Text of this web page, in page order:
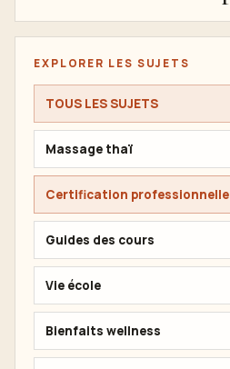
EXPLORER LES SUJETS
TOUS LES SUJETS
Massage thaï
Certification professionnelle
Guides des cours
Vie école
Bienfaits wellness